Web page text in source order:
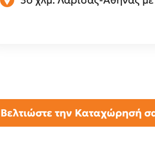
Βελτιώστε την Καταχώρησή